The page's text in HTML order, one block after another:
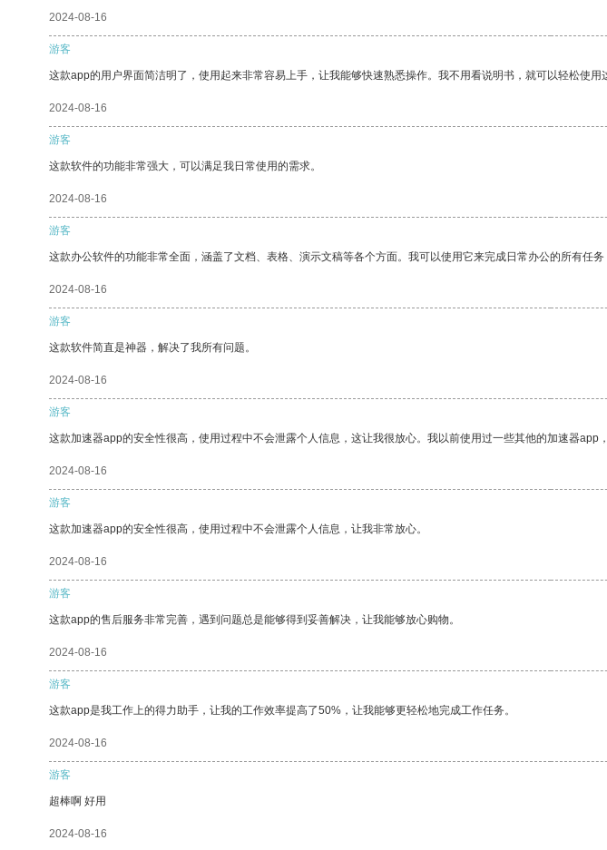
2024-08-16
游客
这款app的用户界面简洁明了，使用起来非常容易上手，让我能够快速熟悉操作。我不用看说明书，就可以轻松使用
2024-08-16
游客
这款软件的功能非常强大，可以满足我日常使用的需求。
2024-08-16
游客
这款办公软件的功能非常全面，涵盖了文档、表格、演示文稿等各个方面。我可以使用它来完成日常办公的所有任务
2024-08-16
游客
这款软件简直是神器，解决了我所有问题。
2024-08-16
游客
这款加速器app的安全性很高，使用过程中不会泄露个人信息，这让我很放心。我以前使用过一些其他的加速器app
2024-08-16
游客
这款加速器app的安全性很高，使用过程中不会泄露个人信息，让我非常放心。
2024-08-16
游客
这款app的售后服务非常完善，遇到问题总是能够得到妥善解决，让我能够放心购物。
2024-08-16
游客
这款app是我工作上的得力助手，让我的工作效率提高了50%，让我能够更轻松地完成工作任务。
2024-08-16
游客
超棒啊 好用
2024-08-16